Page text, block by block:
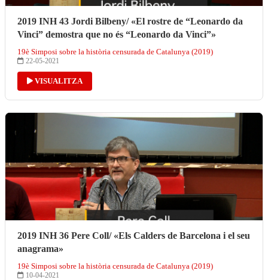
2019 INH 43 Jordi Bilbeny/ «El rostre de “Leonardo da
Vinci” demostra que no és “Leonardo da Vinci”»
19è Simposi sobre la història censurada de Catalunya (2019)
22-05-2021
VISUALITZA
2019 INH 36 Pere Coll/ «Els Calders de Barcelona i el seu
anagrama»
19è Simposi sobre la història censurada de Catalunya (2019)
10-04-2021